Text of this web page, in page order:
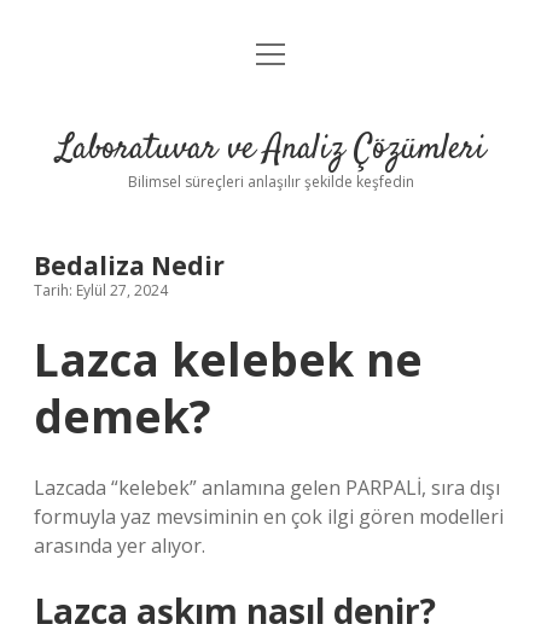
Anasayfa
Yasal Uyarı
menüyü
Laboratuvar ve Analiz Çözümleri
Bilimsel süreçleri anlaşılır şekilde keşfedin
Bedaliza Nedir
Tarih: Eylül 27, 2024
Lazca kelebek ne
demek?
Lazcada “kelebek” anlamına gelen PARPALİ, sıra dışı
formuyla yaz mevsiminin en çok ilgi gören modelleri
arasında yer alıyor.
Lazca aşkım nasıl denir?